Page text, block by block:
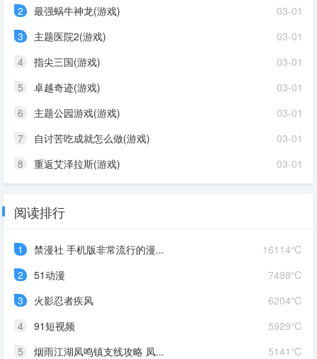
03-01
2
最强蜗牛神龙(游戏)
03-01
3
主题医院2(游戏)
03-01
4
指尖三国(游戏)
03-01
5
卓越奇迹(游戏)
03-01
6
主题公园游戏(游戏)
03-01
7
自讨苦吃成就怎么做(游戏)
03-01
8 重返艾泽拉斯(游戏)
阅读排行
16114℃
1
禁漫社 手机版非常流行的漫...
7498℃
2
51动漫
6204℃
3
火影忍者疾风
5929℃
4
91短视频
5141℃
5
烟雨江湖凤鸣镇支线攻略 凤...